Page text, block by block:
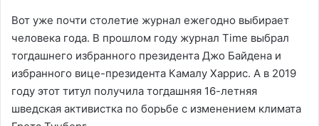
Вот уже почти столетие журнал ежегодно выбирает
человека года. В прошлом году журнал Time выбрал
тогдашнего избранного президента Джо Байдена и
избранного вице-президента Камалу Харрис. А в 2019
году этот титул получила тогдашняя 16-летняя
шведская активистка по борьбе с изменением климата